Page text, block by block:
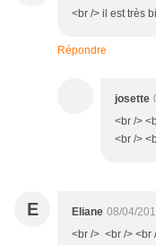
<br /> il est très
Répondre
josette
<br />
<br />
E Eliane 08/04/
<br /> <br /> <br